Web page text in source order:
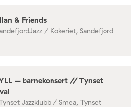
& Friends
/ Kokeriet, Sandefjord
– barnekonsert // Tynset
Jazzklubb / Smea, Tynset